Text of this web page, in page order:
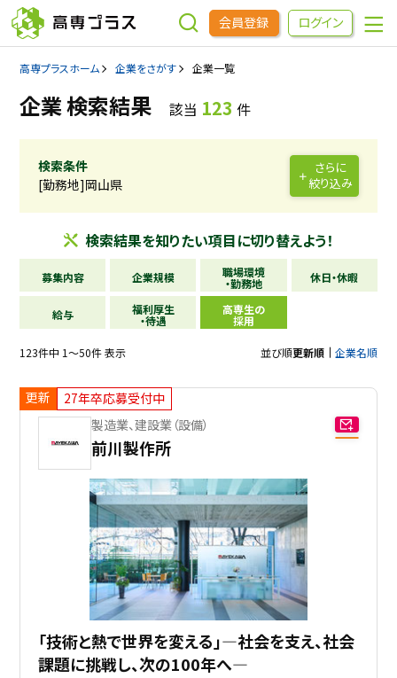
会員登録 ログイン
企業をさがす
高専OBOGをさがす
高専プラスセミナー
高専生コミュニティ
めもらす
本科5年生・専攻科2年生向け 採用継続中の企業特集
高専プラスホーム 企業をさがす 企業一覧
企業 検索結果 該当 123 件
検索条件
[勤務地]岡山県
さらに
絞り込み
検索結果を知りたい項目に切り替えよう！
募集内容 企業規模 職場環境
・勤務地 休日・休暇
給与 福利厚生
・待遇
高専生の
採用
123件中 1～50件 表示 並び順更新順 企業名順
更新
27年卒応募受付中
製造業、建設業（設備）
前川製作所
「技術と熱で世界を変える」―社会を支え、社会
課題に挑戦し、次の100年へ―